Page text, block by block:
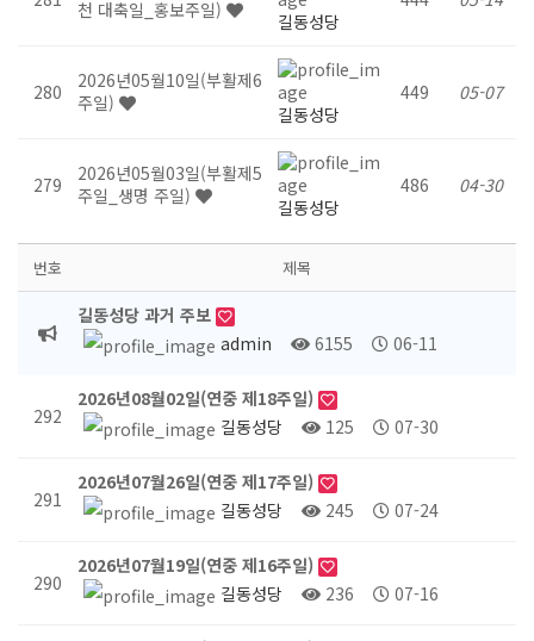
천 대축일_홍보주일)
길동성당
280
2026년05월10일(부활제6
주일)
길동성당
449 05-07
279
2026년05월03일(부활제5
주일_생명 주일)
길동성당
486 04-30
번호 제목
길동성당 과거 주보
admin
6155 06-11
292
2026년08월02일(연중 제18주일)
길동성당
125 07-30
291
2026년07월26일(연중 제17주일)
길동성당
245 07-24
290
2026년07월19일(연중 제16주일)
길동성당
236 07-16